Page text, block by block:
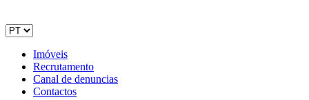
Imóveis
Recrutamento
Canal de denuncias
Contactos